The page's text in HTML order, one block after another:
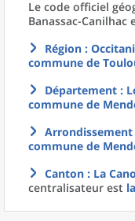
Le code officiel
Banassac-Canilhac
Région :
commune de
Département :
commune de
Arrondissement
commune de
Canton : La
centralisateur est